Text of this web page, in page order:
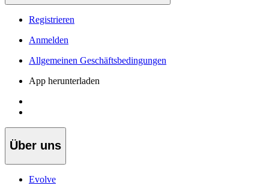
Registrieren
Anmelden
Allgemeinen Geschäftsbedingungen
App herunterladen
Über uns
Evolve